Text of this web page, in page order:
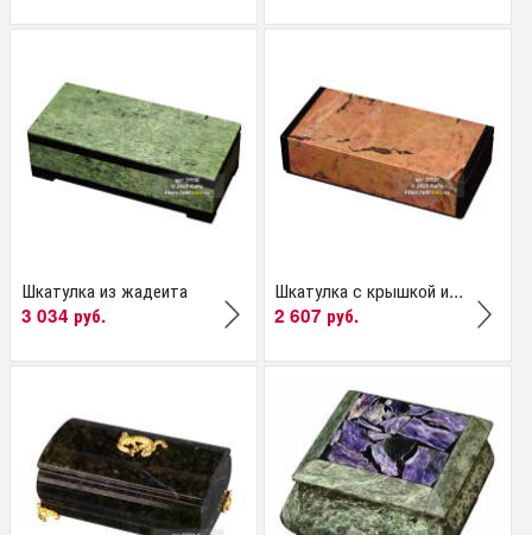
Шкатулка из жадеита
3 034 руб.
Шкатулка с крышкой и...
2 607 руб.